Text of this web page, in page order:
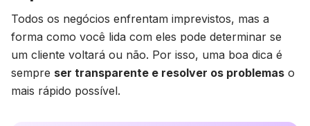
Todos os negócios enfrentam imprevistos, mas a
forma como você lida com eles pode determinar se
um cliente voltará ou não. Por isso, uma boa dica é
sempre ser transparente e resolver os problemas o
mais rápido possível.